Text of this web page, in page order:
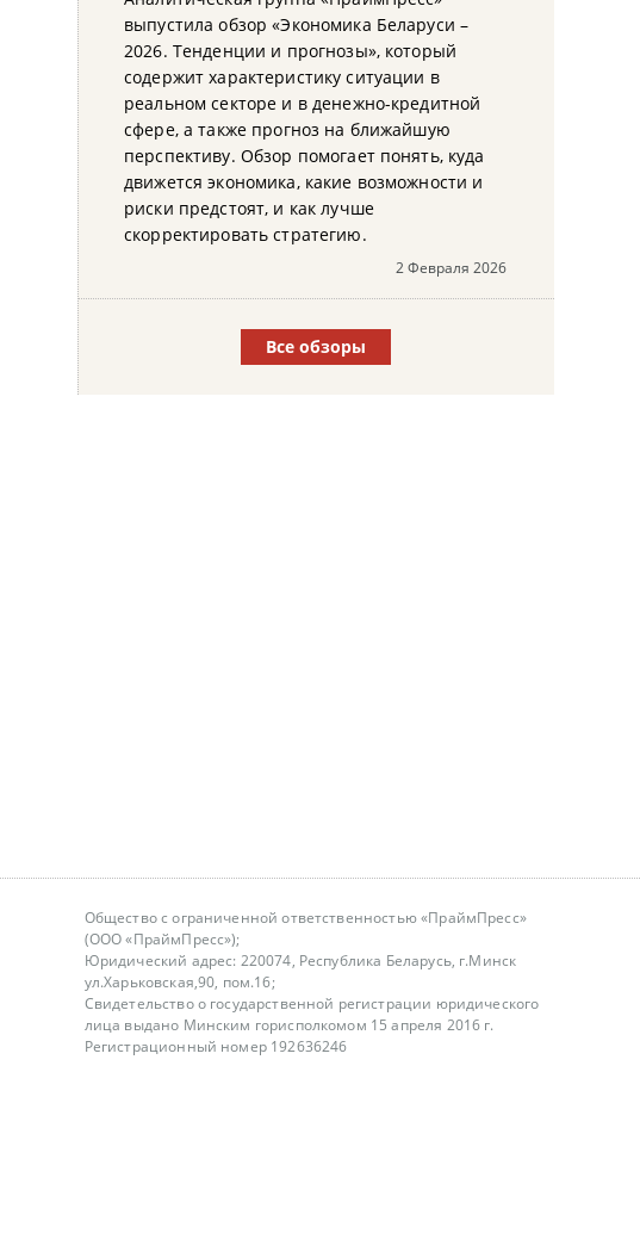
выпустила обзор «Экономика Беларуси –
2026. Тенденции и прогнозы», который
содержит характеристику ситуации в
реальном секторе и в денежно-кредитной
сфере, а также прогноз на ближайшую
перспективу. Обзор помогает понять, куда
движется экономика, какие возможности и
риски предстоят, и как лучше
скорректировать стратегию.
2 Февраля 2026
Все обзоры
Общество с ограниченной ответственностью «ПраймПресс»
(ООО «ПраймПресс»);
Юридический адрес: 220074, Республика Беларусь, г.Минск
ул.Харьковская,90, пом.16;
Свидетельство о государственной регистрации юридического
лица выдано Минским горисполкомом 15 апреля 2016 г.
Регистрационный номер 192636246